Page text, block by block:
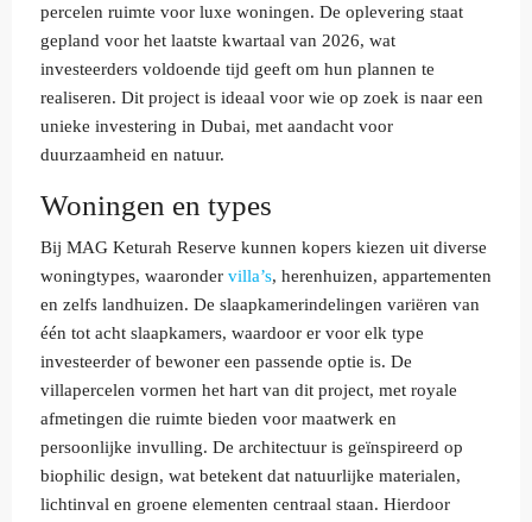
percelen ruimte voor luxe woningen. De oplevering staat
gepland voor het laatste kwartaal van 2026, wat
investeerders voldoende tijd geeft om hun plannen te
realiseren. Dit project is ideaal voor wie op zoek is naar een
unieke investering in Dubai, met aandacht voor
duurzaamheid en natuur.
Woningen en types
Bij MAG Keturah Reserve kunnen kopers kiezen uit diverse
woningtypes, waaronder villa’s, herenhuizen, appartementen
en zelfs landhuizen. De slaapkamerindelingen variëren van
één tot acht slaapkamers, waardoor er voor elk type
investeerder of bewoner een passende optie is. De
villapercelen vormen het hart van dit project, met royale
afmetingen die ruimte bieden voor maatwerk en
persoonlijke invulling. De architectuur is geïnspireerd op
biophilic design, wat betekent dat natuurlijke materialen,
lichtinval en groene elementen centraal staan. Hierdoor